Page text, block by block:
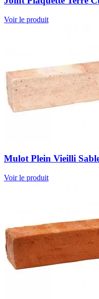
Voir le produit
Mulot Plein Vieilli
Voir le produit